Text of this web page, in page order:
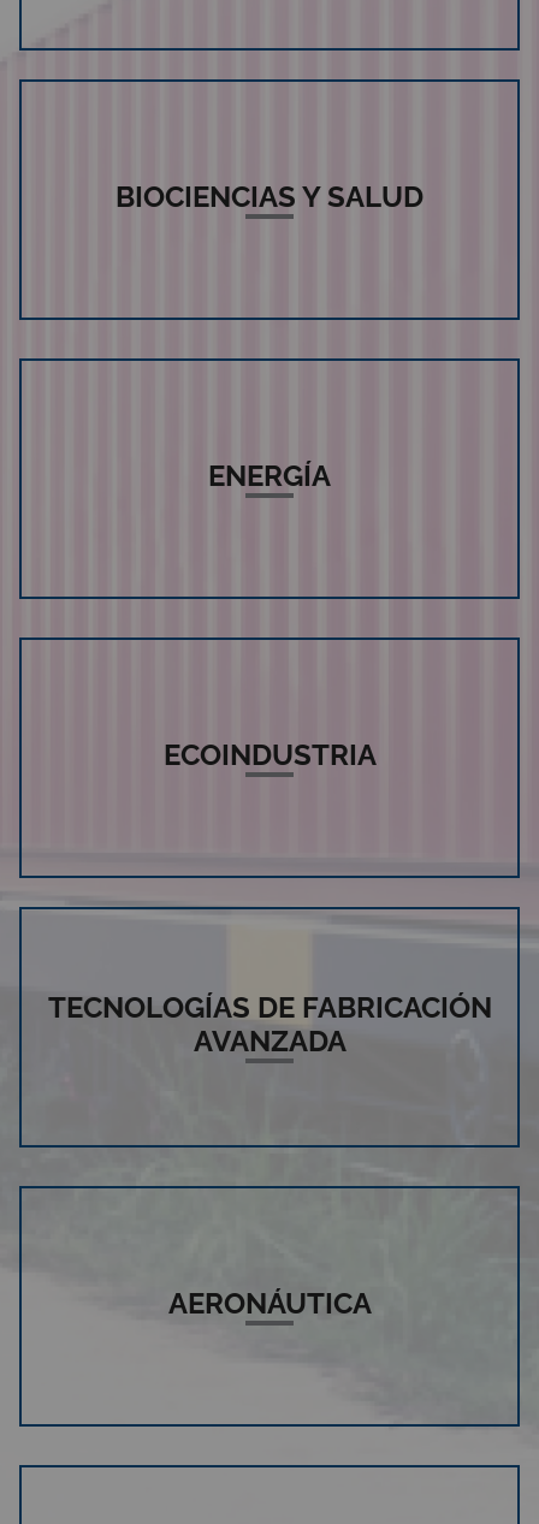
BIOCIENCIAS Y SALUD
ENERGÍA
ECOINDUSTRIA
TECNOLOGÍAS DE FABRICACIÓN
AVANZADA
AERONÁUTICA